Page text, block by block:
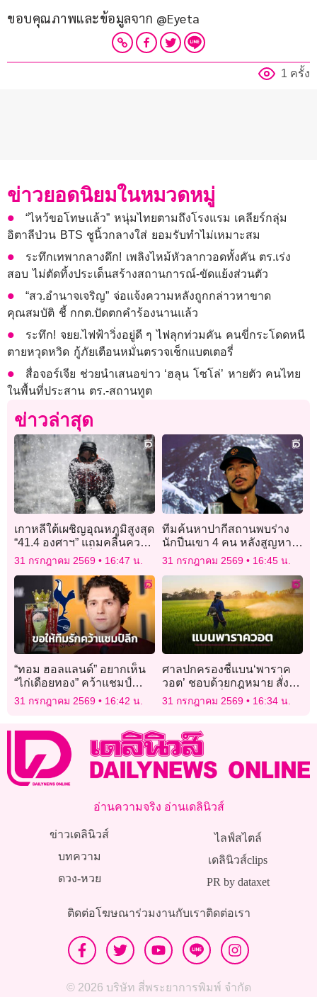
ขอบคุณภาพและข้อมูลจาก @Eyeta
1 ครั้ง
ข่าวยอดนิยมในหมวดหมู่
“ไหว้ขอโทษแล้ว” หนุ่มไทยตามถึงโรงแรม เคลียร์กลุ่ม
อิตาลีป่วน BTS ชูนิ้วกลางใส่ ยอมรับทำไม่เหมาะสม
ระทึกเทพากลางดึก! เพลิงไหม้หัวลากวอดทั้งคัน ตร.เร่ง
สอบ ไม่ตัดทิ้งประเด็นสร้างสถานการณ์-ขัดแย้งส่วนตัว
“สว.อำนาจเจริญ” จ่อแจ้งความหลังถูกกล่าวหาขาด
คุณสมบัติ ชี้ กกต.ปัดตกคำร้องนานแล้ว
ระทึก! จยย.ไฟฟ้าวิ่งอยู่ดี ๆ ไฟลุกท่วมคัน คนขี่กระโดดหนี
ตายหวุดหวิด กู้ภัยเตือนหมั่นตรวจเช็กแบตเตอรี่
สื่อจอร์เจีย ช่วยนำเสนอข่าว ‘ฮลุน โซโล่’ หายตัว คนไทย
ในพื้นที่ประสาน ตร.-สถานทูต
ข่าวล่าสุด
เกาหลีใต้เผชิญอุณหภูมิสูงสุด
“41.4 องศาฯ” แถมคลื่นความ
ร้อนรุนแรงต่อเนื่อง
31 กรกฎาคม 2569 16:47 น.
ทีมค้นหาปากีสถานพบร่าง
นักปีนเขา 4 คน หลังสูญหาย
จากหิมะถล่มนับสิบ
31 กรกฎาคม 2569 16:45 น.
“ทอม ฮอลแลนด์” อยากเห็น
“ไก่เดือยทอง” คว้าแชมป์
พรีเมียร์ ลีก มากกว่าตัวเอง
ได้ “ออสการ์” แต่คงต้องพึ่ง
31 กรกฎาคม 2569 16:42 น.
ศาลปกครองชี้แบน‘พาราค
วอต’ ชอบด้วยกฎหมาย สั่ง
เพิกถอนคำสั่งโยนภาระค่า
นำทำลายให้เอกชน
31 กรกฎาคม 2569 16:34 น.
อ่านความจริง อ่านเดลินิวส์
ข่าวเดลินิวส์
บทความ
ดวง-หวย
ไลฟ์สไตล์
เดลินิวส์clips
PR by dataxet
ติดต่อโฆษณาร่วมงานกับเราติดต่อเรา
© 2026 บริษัท สี่พระยาการพิมพ์ จำกัด